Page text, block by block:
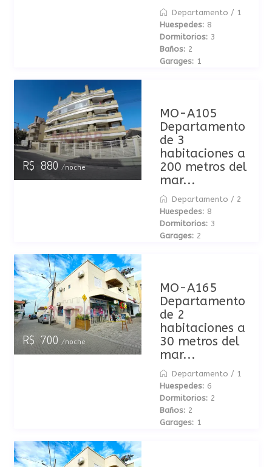
Departamento / 1
Huespedes: 8
Dormitorios: 3
Baños: 2
Garages: 1
R$ 880/noche
MO-A105
Departamento
de 3
habitaciones a
200 metros del
mar...
Departamento / 2
Huespedes: 8
Dormitorios: 3
Garages: 2
R$ 700/noche
MO-A165
Departamento
de 2
habitaciones a
30 metros del
mar...
Departamento / 1
Huespedes: 6
Dormitorios: 2
Baños: 2
Garages: 1